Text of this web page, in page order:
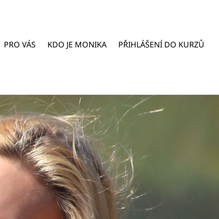
PRO VÁS KDO JE MONIKA PŘIHLÁŠENÍ DO KURZŮ